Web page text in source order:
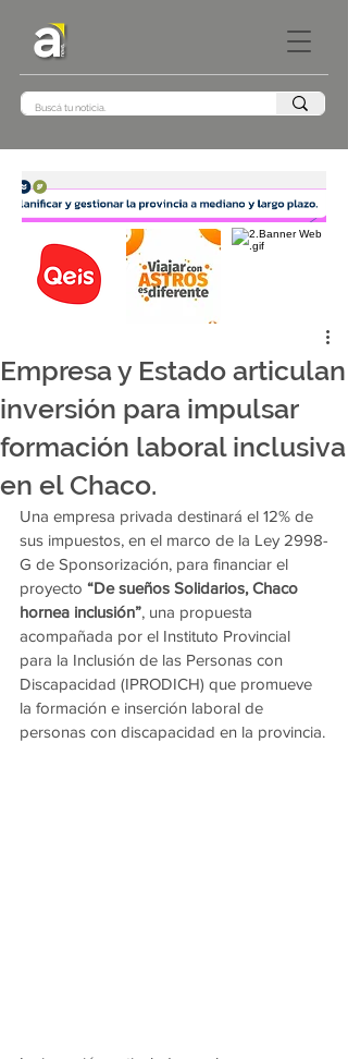
Empresa y Estado articulan
inversión para impulsar
formación laboral inclusiva
en el Chaco.
Una empresa privada destinará el 12% de
sus impuestos, en el marco de la Ley 2998-
G de Sponsorización, para financiar el
proyecto “De sueños Solidarios, Chaco
hornea inclusión”, una propuesta
acompañada por el Instituto Provincial
para la Inclusión de las Personas con
Discapacidad (IPRODICH) que promueve
la formación e inserción laboral de
personas con discapacidad en la provincia.